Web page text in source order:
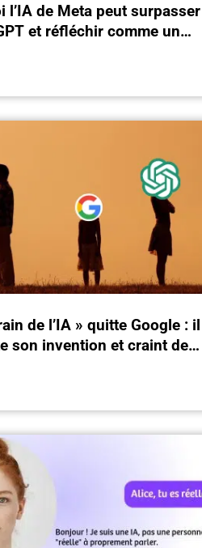
l’IA de Meta peut surpasser
et réfléchir comme un
de l’IA » quitte Google : il
son invention et craint de